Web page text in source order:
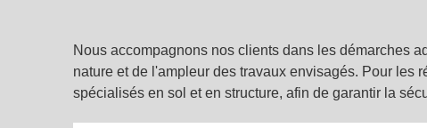
Nous accompagnons nos clients dans les démarches
nature et de l'ampleur des travaux envisagés. Pour les
spécialisés en sol et en structure, afin de garantir la